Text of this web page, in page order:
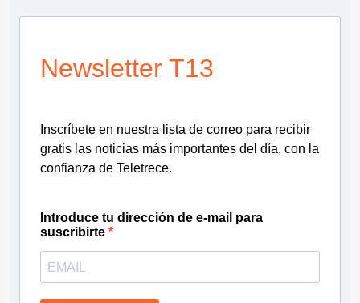
Newsletter T13
Inscríbete en nuestra lista de correo para recibir
gratis las noticias más importantes del día, con la
confianza de Teletrece.
Introduce tu dirección de e-mail para
suscribirte